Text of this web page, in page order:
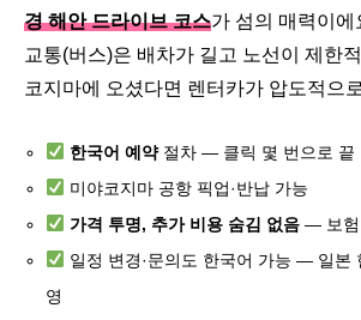
경 해안 드라이브 코스가 섬의 매력이에
교통(버스)은 배차가 길고 노선이 제한
코지마에 오셨다면 렌터카가 압도적으
한국어 예약절차 — 클릭 몇 번으로 끝
미야코지마 공항 픽업·반납 가능
가격 투명, 추가 비용 숨김 없음 — 보험
일정 변경·문의도 한국어 가능 — 일본
영